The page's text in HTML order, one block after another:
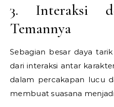
3. Interaksi
Temannya
Sebagian besar daya
dari interaksi antar
dalam percakapan lucu
membuat suasana